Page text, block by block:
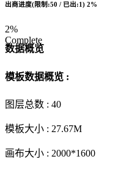
出商进度(限制:50 / 已出:1) 2%
2%
Complete
数据概览
模板数据概览 :
图层总数 : 40
模板大小 : 27.67M
画布大小 : 2000*1600